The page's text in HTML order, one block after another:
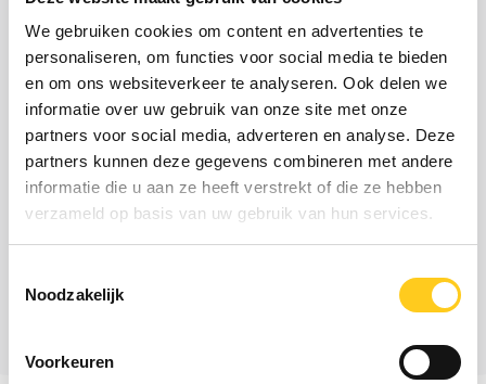
We gebruiken cookies om content en advertenties te
personaliseren, om functies voor social media te bieden
en om ons websiteverkeer te analyseren. Ook delen we
informatie over uw gebruik van onze site met onze
partners voor social media, adverteren en analyse. Deze
partners kunnen deze gegevens combineren met andere
informatie die u aan ze heeft verstrekt of die ze hebben
verzameld op basis van uw gebruik van hun services.
Noodzakelijk
Voorkeuren
Een vast salaris met daar bovenop een
bonusregeling. Je deelt mee in de winst op
basis van jouw inzet van het afgelopen jaar
Een laptop en een vergoeding voor jouw
Een pensioenregeling en
collectiviteitsverzekering
Fun factoren, zoals vrijdagmiddagborrels,
spontane uitingen van gezelligheid